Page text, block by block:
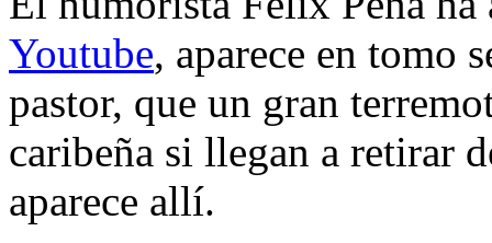
Youtube, aparece en tomo
pastor, que un gran
caribeña si llegan a retirar
aparece allí.